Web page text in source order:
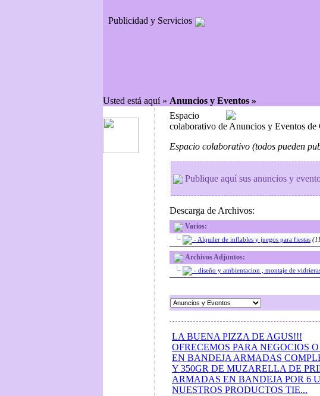
Publicidad y Servicios
Usted está aquí » Anuncios y Eventos »
Espacio
colaborativo de Anuncios y Eventos de
Espacio colaborativo (todos pueden
Publique aquí sus anuncios y
Descarga de Archivos:
Varios:
- Alquiler de inflables y juegos para fiestas
Archivos Adjuntos:
- diseño y ambientacion , montaje de
LA BUENA PIZZA DE AGUS!!!
OFRECEMOS PARA NEGOCIOS
EN BANDEJA ARMADAS
Y 350GR DE MUZARELLA DE
ARMADAS EN BANDEJA POR 6
NUESTROS PRODUCTOS TIE...